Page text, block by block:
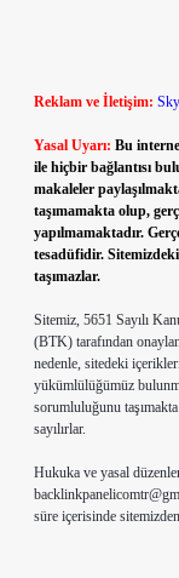
Reklam ve İletişim:
Yasal Uyarı: Bu
ile hiçbir bağlantısı
makaleler
taşımamakta olup,
yapılmamaktadır.
tesadüfidir.
taşımazlar.
Sitemiz, 5651 Sayılı
(BTK) tarafından
nedenle, sitedeki
yükümlülüğümüz
sorumluluğunu
sayılırlar.
Hukuka ve yasal
süre içerisinde sitemizden